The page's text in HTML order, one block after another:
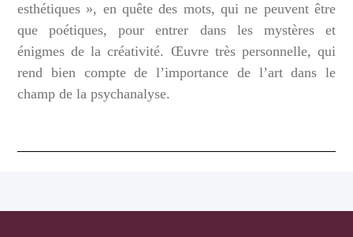
esthétiques », en quête des mots, qui ne peuvent être
que poétiques, pour entrer dans les mystères et
énigmes de la créativité. Œuvre très personnelle, qui
rend bien compte de l’importance de l’art dans le
champ de la psychanalyse.